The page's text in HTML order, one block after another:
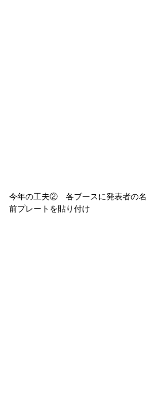
今年の工夫②　各ブースに発表者の名
前プレートを貼り付け